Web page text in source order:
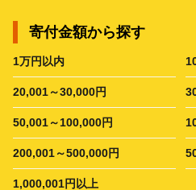
寄付金額から探す
1万円以内
20,001～30,000円
50,001～100,000円
200,001～500,000円
1,000,001円以上